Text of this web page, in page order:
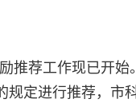
荐工作现已开始
规定进行推荐，